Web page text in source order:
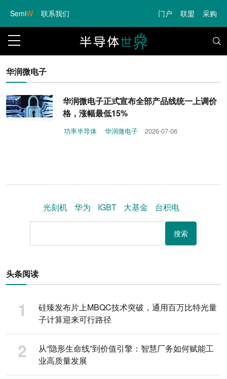
SemiW 联系我们 门户 联盟 采购
华润微电子
华润微电子正式宣布全部产品线统一上调价
格，涨幅最低15%
功率半导体 华润微电子 2026-07-06
光刻机 华为 IGBT 大基金 台积电
搜索
头条阅读
硅臻发布片上MBQC技术突破，通用百万比特光量
子计算迎来可行路径
从“隐形生命线”到价值引擎：智慧厂务如何赋能工
业高质量发展